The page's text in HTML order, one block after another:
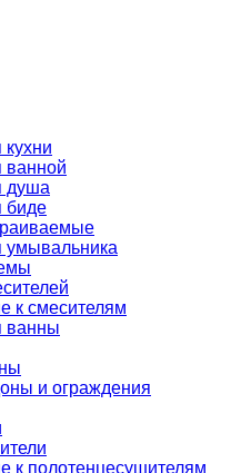
ванной
душа
биде
умывальника
к смесителям
ванны
и ограждения
к полотенцесушителям